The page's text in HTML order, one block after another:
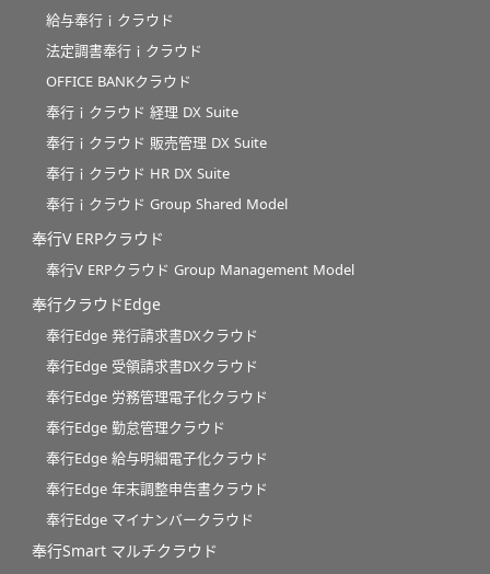
給与奉行ｉクラウド
法定調書奉行ｉクラウド
OFFICE BANKクラウド
奉行ｉクラウド 経理 DX Suite
奉行ｉクラウド 販売管理 DX Suite
奉行ｉクラウド HR DX Suite
奉行ｉクラウド Group Shared Model
奉行V ERPクラウド
奉行V ERPクラウド Group Management Model
奉行クラウドEdge
奉行Edge 発行請求書DXクラウド
奉行Edge 受領請求書DXクラウド
奉行Edge 労務管理電子化クラウド
奉行Edge 勤怠管理クラウド
奉行Edge 給与明細電子化クラウド
奉行Edge 年末調整申告書クラウド
奉行Edge マイナンバークラウド
奉行Smart マルチクラウド